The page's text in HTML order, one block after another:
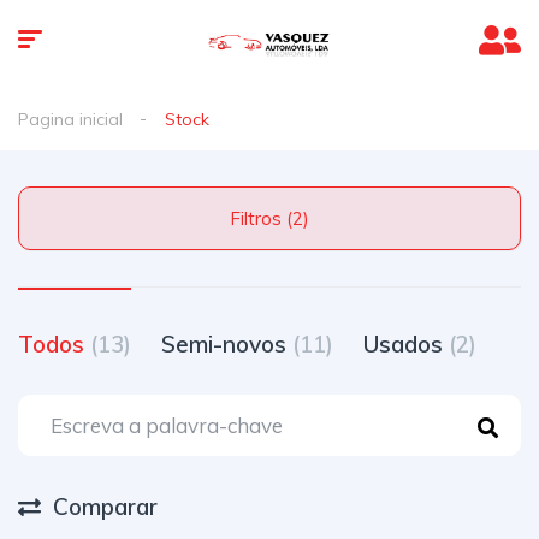
Pagina inicial Stock
Filtros (2)
Todos (13) Semi-novos (11) Usados (2)
Comparar